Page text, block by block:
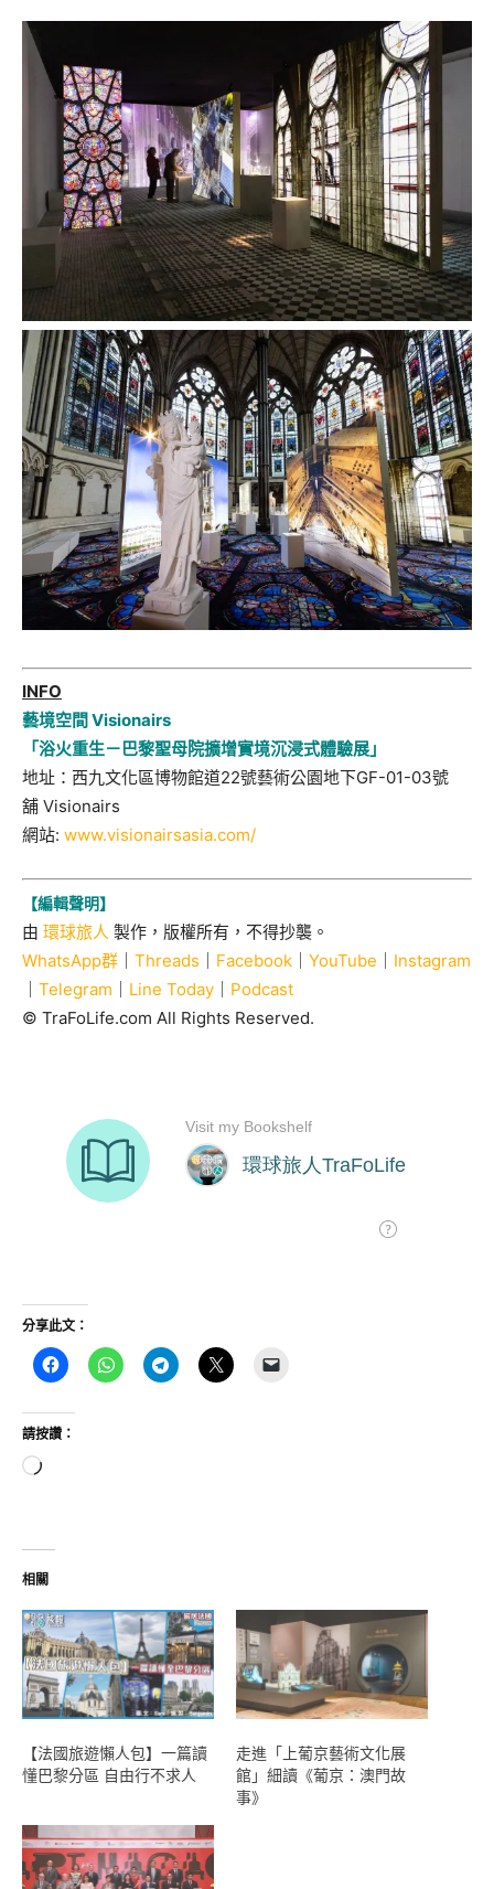
INFO
藝境空間 Visionairs
「浴火重生－巴黎聖母院擴增實境沉浸式體驗展」
地址：西九文化區博物館道22號藝術公園地下GF-01-03號
舖 Visionairs
網站: www.visionairsasia.com/
【編輯聲明】
由 環球旅人 製作，版權所有，不得抄襲。
WhatsApp群
Threads Facebook YouTube
Instagram
Telegram Line Today
Podcast
© TraFoLife.com All Rights Reserved.
分享此文：
請按讚：
正
入...
相關
【法國旅遊懶人包】一篇讀
懂巴黎分區 自由行不求人
走進「上葡京藝術文化展
館」細讀《葡京：澳門故
事》